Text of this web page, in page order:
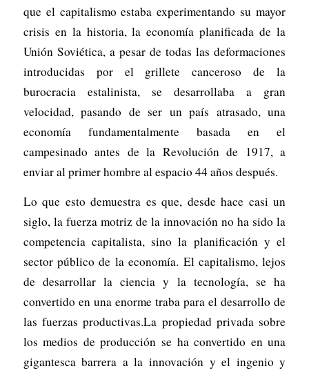
que el capitalismo estaba experimentando su mayor
crisis en la historia, la economía planificada de la
Unión Soviética, a pesar de todas las deformaciones
introducidas por el grillete canceroso de la
burocracia estalinista, se desarrollaba a gran
velocidad, pasando de ser un país atrasado, una
economía fundamentalmente basada en el
campesinado antes de la Revolución de 1917, a
enviar al primer hombre al espacio 44 años después.
Lo que esto demuestra es que, desde hace casi un
siglo, la fuerza motriz de la innovación no ha sido la
competencia capitalista, sino la planificación y el
sector público de la economía. El capitalismo, lejos
de desarrollar la ciencia y la tecnología, se ha
convertido en una enorme traba para el desarrollo de
las fuerzas productivas.La propiedad privada sobre
los medios de producción se ha convertido en una
gigantesca barrera a la innovación y el ingenio y